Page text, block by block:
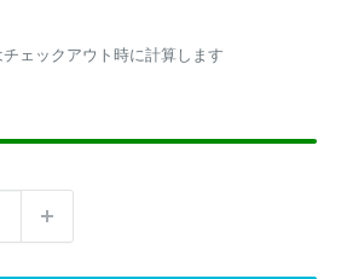
チェックアウト時に計算します